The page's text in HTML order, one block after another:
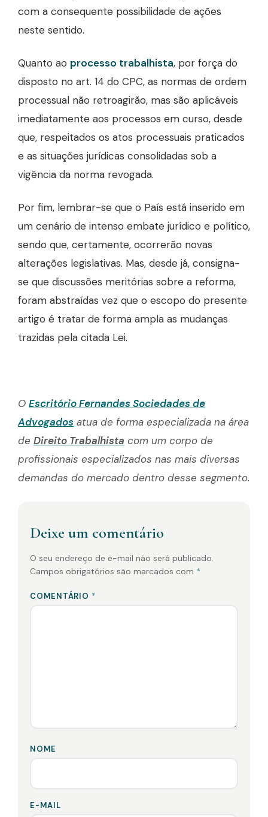
com a consequente possibilidade de ações
neste sentido.
Quanto ao processo trabalhista, por força do
disposto no art. 14 do CPC, as normas de ordem
processual não retroagirão, mas são aplicáveis
imediatamente aos processos em curso, desde
que, respeitados os atos processuais praticados
e as situações jurídicas consolidadas sob a
vigência da norma revogada.
Por fim, lembrar-se que o País está inserido em
um cenário de intenso embate jurídico e político,
sendo que, certamente, ocorrerão novas
alterações legislativas. Mas, desde já, consigna-
se que discussões meritórias sobre a reforma,
foram abstraídas vez que o escopo do presente
artigo é tratar de forma ampla as mudanças
trazidas pela citada Lei.
O Escritório Fernandes Sociedades de
Advogados atua de forma especializada na área
de Direito Trabalhista com um corpo de
profissionais especializados nas mais diversas
demandas do mercado dentro desse segmento.
Deixe um comentário
O seu endereço de e-mail não será publicado.
Campos obrigatórios são marcados com *
COMENTÁRIO *
NOME
E-MAIL